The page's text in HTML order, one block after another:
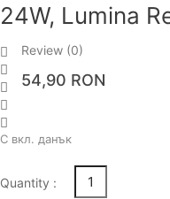
24W, Lumina





Review (0)
54,90 RON
С вкл. данък
Quantity :